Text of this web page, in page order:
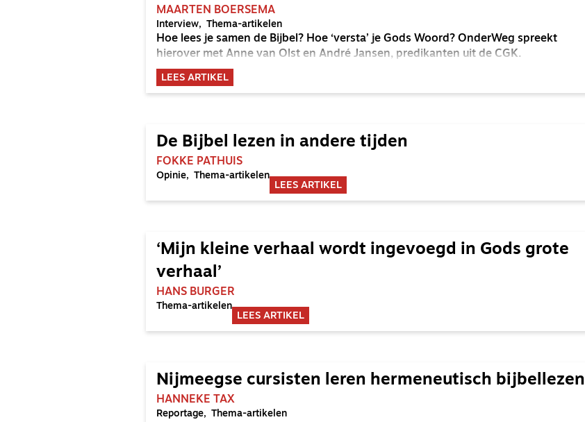
MAARTEN BOERSEMA
Interview Thema-artikelen
Hoe lees je samen de Bijbel? Hoe ‘versta’ je Gods Woord? OnderWeg spreekt
hierover met Anne van Olst en André Jansen, predikanten uit de CGK.
LEES ARTIKEL
De Bijbel lezen in andere tijden
FOKKE PATHUIS
Opinie
Thema-artikelen
LEES ARTIKEL
‘Mijn kleine verhaal wordt ingevoegd in Gods grote
verhaal’
HANS BURGER
Thema-artikelen
LEES ARTIKEL
Nijmeegse cursisten leren hermeneutisch bijbellezen
HANNEKE TAX
Reportage Thema-artikelen